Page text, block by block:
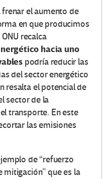
frenar el aumento de
en que producimos
recalca
hacia uno
podría reducir las
del sector energético
resalta el potencial de
sector de la
transporte. En este
las emisiones
de “refuerzo
mitigación” que es la